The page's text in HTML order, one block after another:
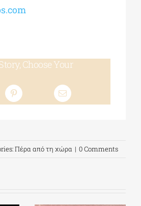
Choose Your
Πέρα από τη χώρα | 0 Comments